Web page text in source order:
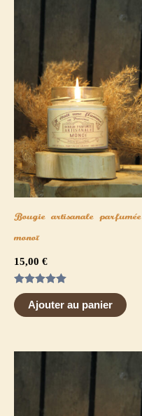
Bougie artisanale parfumée
monoï
15,00 €
Note
5.00
sur 5
Ajouter au panier